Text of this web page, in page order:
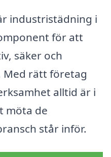
industristädning i
för att
säker och
Med rätt företag
alltid är i
möta de
står inför.